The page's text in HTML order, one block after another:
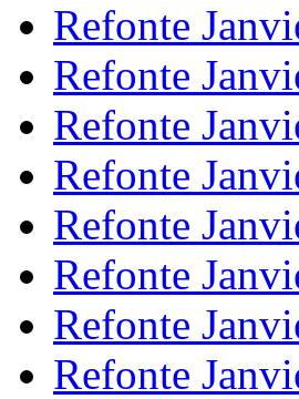
Refonte
Refonte
Refonte
Refonte
Refonte
Refonte
Refonte
Refonte